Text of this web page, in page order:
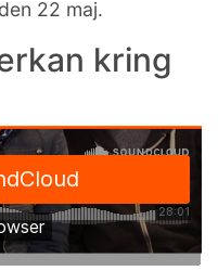
22 maj.
kring